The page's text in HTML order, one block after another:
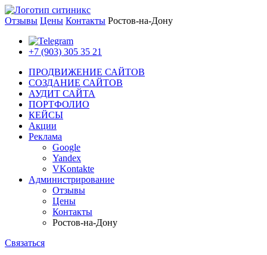
Отзывы Цены Контакты Ростов-на-Дону
+7 (903) 305 35 21
ПРОДВИЖЕНИЕ САЙТОВ
СОЗДАНИЕ САЙТОВ
АУДИТ САЙТА
ПОРТФОЛИО
КЕЙСЫ
Акции
Реклама
Google
Yandex
VKontakte
Администрирование
Отзывы
Цены
Контакты
Ростов-на-Дону
Связаться